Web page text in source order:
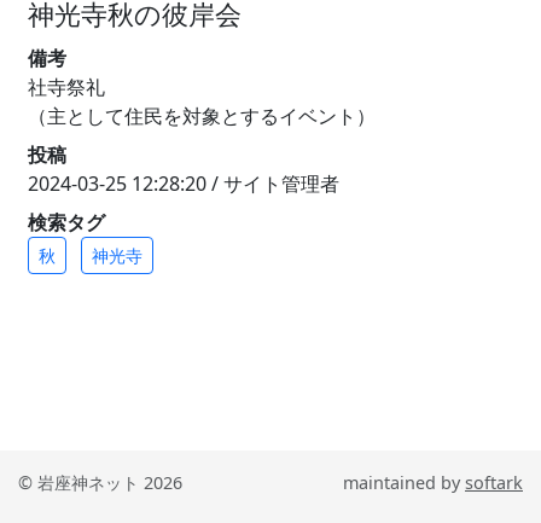
神光寺秋の彼岸会
備考
社寺祭礼
（主として住民を対象とするイベント）
投稿
2024-03-25 12:28:20 / サイト管理者
検索タグ
秋 神光寺
© 岩座神ネット 2026 maintained bysoftark